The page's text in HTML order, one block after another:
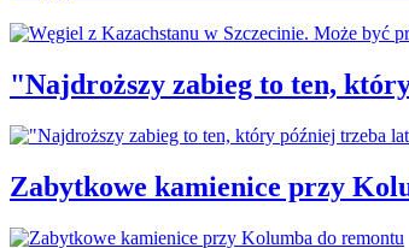
"Najdroższy zabieg to ten,
Zabytkowe kamienice przy